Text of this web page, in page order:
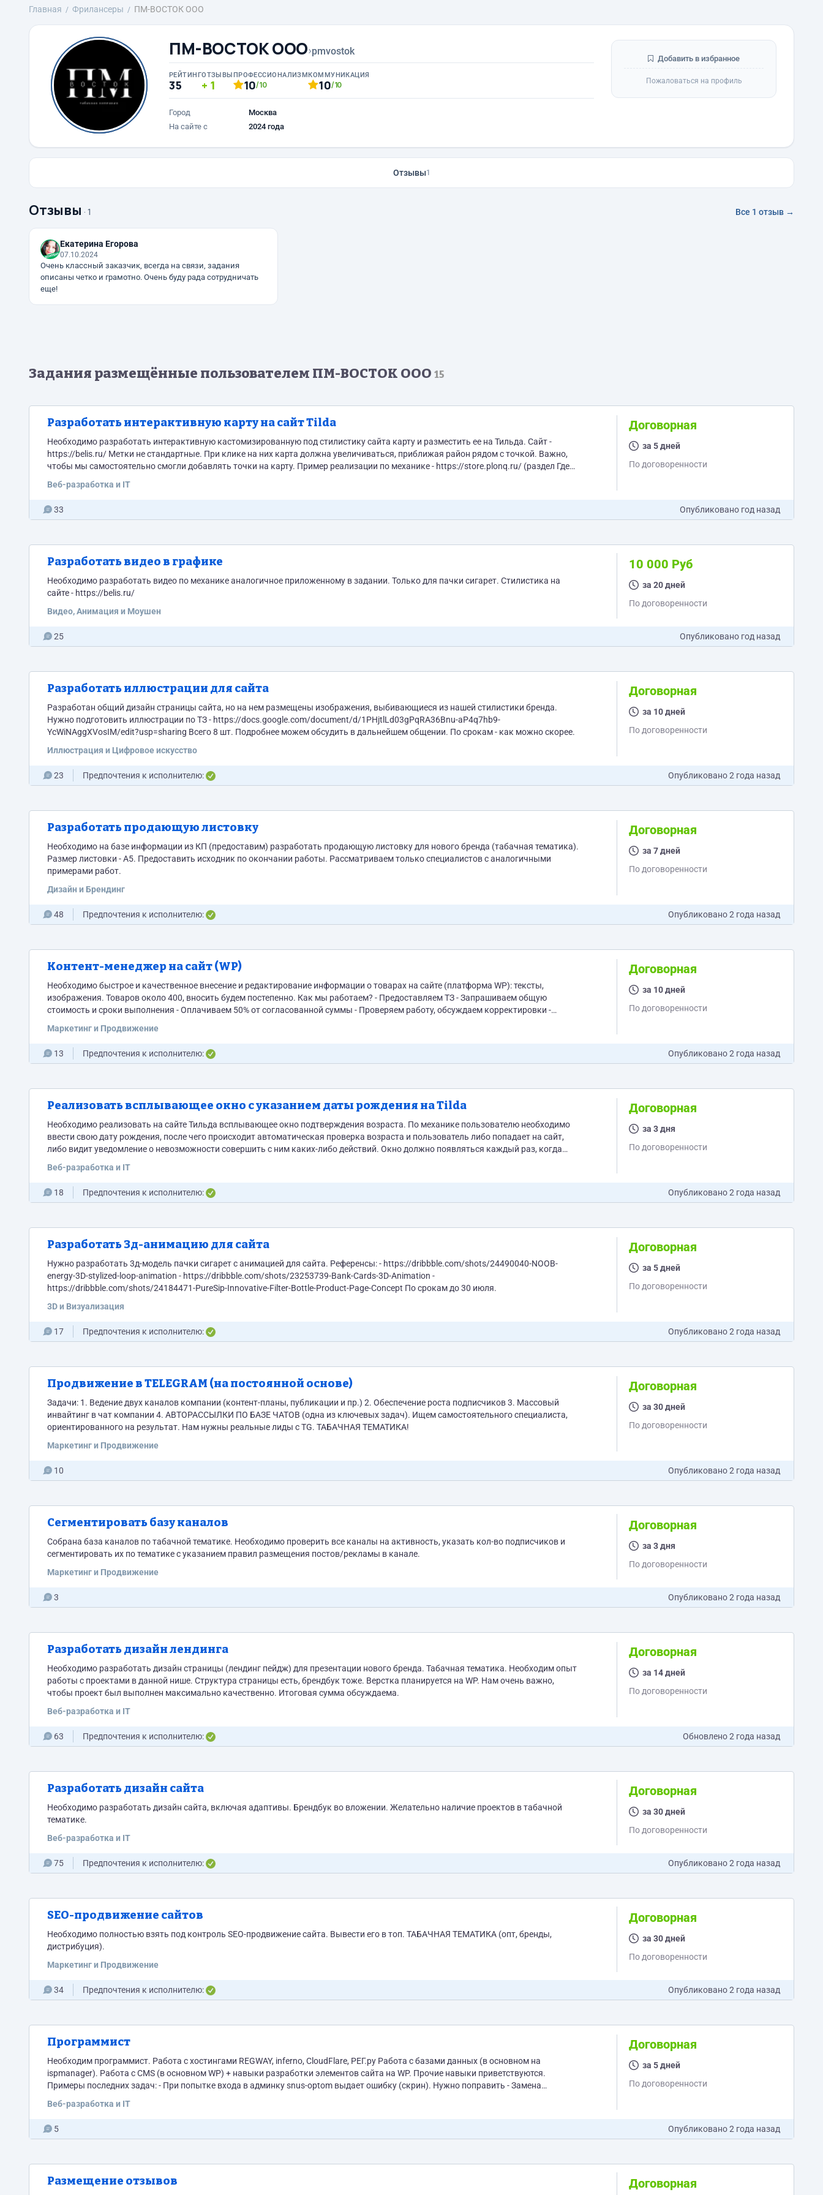
Главная Фрилансеры ПМ-ВОСТОК ООО
ПМ-ВОСТОК ООО›pmvostok
РЕЙТИНГ
35
ОТЗЫВЫ
1
ПРОФЕССИОНАЛИЗМ
10/10
КОММУНИКАЦИЯ
10/10
Город
Москва
На сайте с
2024 года
Добавить в избранное
Пожаловаться на профиль
Отзывы1
Отзывы · 1 Все 1 отзыв →
Екатерина Егорова
07.10.2024
Очень классный заказчик, всегда на связи, задания
описаны четко и грамотно. Очень буду рада сотрудничать
еще!
Задания размещённые пользователем ПМ-ВОСТОК ООО 15
Разработать интерактивную карту на сайт Tilda
Необходимо разработать интерактивную кастомизированную под стилистику сайта карту и разместить ее на Тильда. Сайт -
https://belis.ru/ Метки не стандартные. При клике на них карта должна увеличиваться, приближая район рядом с точкой. Важно,
чтобы мы самостоятельно смогли добавлять точки на карту. Пример реализации по механике - https://store.plonq.ru/ (раздел Где
Веб-разработка и IT
Договорная
за 5 дней
По договоренности
33 Опубликовано год назад
Разработать видео в графике
Необходимо разработать видео по механике аналогичное приложенному в задании. Только для пачки сигарет. Стилистика на
сайте - https://belis.ru/
Видео, Анимация и Моушен
10 000 Руб
за 20 дней
По договоренности
25 Опубликовано год назад
Разработать иллюстрации для сайта
Разработан общий дизайн страницы сайта, но на нем размещены изображения, выбивающиеся из нашей стилистики бренда.
Нужно подготовить иллюстрации по ТЗ - https://docs.google.com/document/d/1PHjtlLd03gPqRA36Bnu-aP4q7hb9-
YcWiNAggXVosIM/edit?usp=sharing Всего 8 шт. Подробнее можем обсудить в дальнейшем общении. По срокам - как можно скорее.
Иллюстрация и Цифровое искусство
Договорная
за 10 дней
По договоренности
23 Предпочтения к исполнителю: Опубликовано2 года назад
Разработать продающую листовку
Необходимо на базе информации из КП (предоставим) разработать продающую листовку для нового бренда (табачная тематика).
Размер листовки - А5. Предоставить исходник по окончании работы. Рассматриваем только специалистов с аналогичными
примерами работ.
Дизайн и Брендинг
Договорная
за 7 дней
По договоренности
48 Предпочтения к исполнителю: Опубликовано2 года назад
Контент-менеджер на сайт (WP)
Необходимо быстрое и качественное внесение и редактирование информации о товарах на сайте (платформа WP): тексты,
изображения. Товаров около 400, вносить будем постепенно. Как мы работаем? - Предоставляем ТЗ - Запрашиваем общую
стоимость и сроки выполнения - Оплачиваем 50% от согласованной суммы - Проверяем работу, обсуждаем корректировки -
Маркетинг и Продвижение
Договорная
за 10 дней
По договоренности
13 Предпочтения к исполнителю: Опубликовано2 года назад
Реализовать всплывающее окно с указанием даты рождения на Tilda
Необходимо реализовать на сайте Тильда всплывающее окно подтверждения возраста. По механике пользователю необходимо
ввести свою дату рождения, после чего происходит автоматическая проверка возраста и пользователь либо попадает на сайт,
либо видит уведомление о невозможности совершить с ним каких-либо действий. Окно должно появляться каждый раз, когда
Веб-разработка и IT
Договорная
за 3 дня
По договоренности
18 Предпочтения к исполнителю: Опубликовано2 года назад
Разработать 3д-анимацию для сайта
Нужно разработать 3д-модель пачки сигарет с анимацией для сайта. Референсы: - https://dribbble.com/shots/24490040-NOOB-
energy-3D-stylized-loop-animation - https://dribbble.com/shots/23253739-Bank-Cards-3D-Animation -
https://dribbble.com/shots/24184471-PureSip-Innovative-Filter-Bottle-Product-Page-Concept По срокам до 30 июля.
3D и Визуализация
Договорная
за 5 дней
По договоренности
17 Предпочтения к исполнителю: Опубликовано2 года назад
Продвижение в TELEGRAM (на постоянной основе)
Задачи: 1. Ведение двух каналов компании (контент-планы, публикации и пр.) 2. Обеспечение роста подписчиков 3. Массовый
инвайтинг в чат компании 4. АВТОРАССЫЛКИ ПО БАЗЕ ЧАТОВ (одна из ключевых задач). Ищем самостоятельного специалиста,
ориентированного на результат. Нам нужны реальные лиды с TG. ТАБАЧНАЯ ТЕМАТИКА!
Маркетинг и Продвижение
Договорная
за 30 дней
По договоренности
10 Опубликовано2 года назад
Сегментировать базу каналов
Собрана база каналов по табачной тематике. Необходимо проверить все каналы на активность, указать кол-во подписчиков и
сегментировать их по тематике с указанием правил размещения постов/рекламы в канале.
Маркетинг и Продвижение
Договорная
за 3 дня
По договоренности
3 Опубликовано2 года назад
Разработать дизайн лендинга
Необходимо разработать дизайн страницы (лендинг пейдж) для презентации нового бренда. Табачная тематика. Необходим опыт
работы с проектами в данной нише. Структура страницы есть, брендбук тоже. Верстка планируется на WP. Нам очень важно,
чтобы проект был выполнен максимально качественно. Итоговая сумма обсуждаема.
Веб-разработка и IT
Договорная
за 14 дней
По договоренности
63 Предпочтения к исполнителю: Обновлено2 года назад
Разработать дизайн сайта
Необходимо разработать дизайн сайта, включая адаптивы. Брендбук во вложении. Желательно наличие проектов в табачной
тематике.
Веб-разработка и IT
Договорная
за 30 дней
По договоренности
75 Предпочтения к исполнителю: Опубликовано2 года назад
SEO-продвижение сайтов
Необходимо полностью взять под контроль SEO-продвижение сайта. Вывести его в топ. ТАБАЧНАЯ ТЕМАТИКА (опт, бренды,
дистрибуция).
Маркетинг и Продвижение
Договорная
за 30 дней
По договоренности
34 Предпочтения к исполнителю: Опубликовано2 года назад
Программист
Необходим программист. Работа с хостингами REGWAY, inferno, CloudFlare, РЕГ.ру Работа с базами данных (в основном на
ispmanager). Работа с CMS (в основном WP) + навыки разработки элементов сайта на WP. Прочие навыки приветствуются.
Примеры последних задач: - При попытке входа в админку snus-optom выдает ошибку (скрин). Нужно поправить - Замена
Веб-разработка и IT
Договорная
за 5 дней
По договоренности
5 Опубликовано2 года назад
Размещение отзывов Договорная